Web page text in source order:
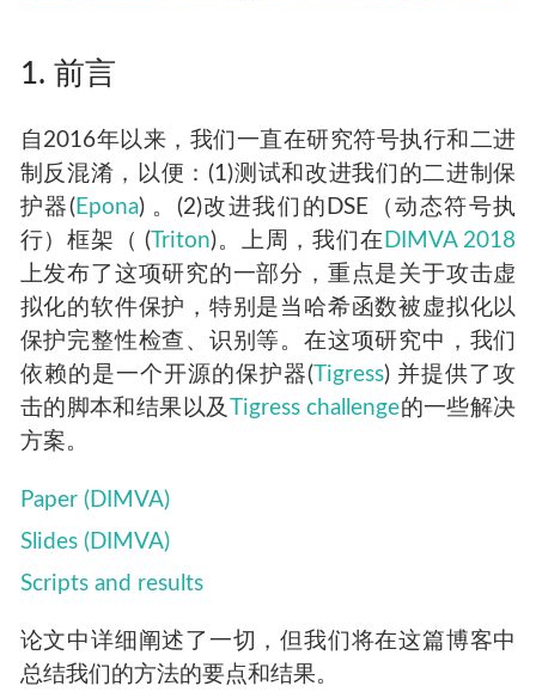
1. 前言
自2016年以来，我们一直在研究符号执行和二进
制反混淆，以便：(1)测试和改进我们的二进制保
护器( Epona) 。(2)改进我们的DSE（动态符号执
行）框架（ (Triton)。上周，我们在 DIMVA 2018
上发布了这项研究的一部分，重点是关于攻击虚
拟化的软件保护，特别是当哈希函数被虚拟化以
保护完整性检查、识别等。在这项研究中，我们
依赖的是一个开源的保护器(Tigress) 并提供了攻
击的脚本和结果以及 Tigress challenge的一些解决
方案。
Paper (DIMVA)
Slides (DIMVA)
Scripts and results
论文中详细阐述了一切，但我们将在这篇博客中
总结我们的方法的要点和结果。